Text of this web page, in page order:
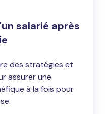
salarié après
des stratégies et
assurer une
à la fois pour